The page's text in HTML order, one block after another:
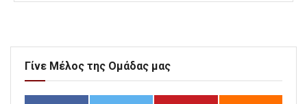
Γίνε Μέλος της Ομάδας μας